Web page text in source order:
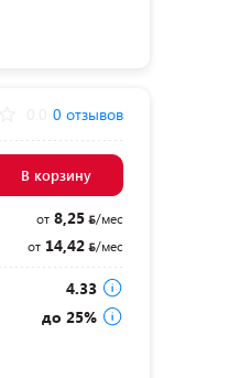
0 отзывов
В корзину
от8,25
/мес
от14,42 /мес
4.33
до 25%